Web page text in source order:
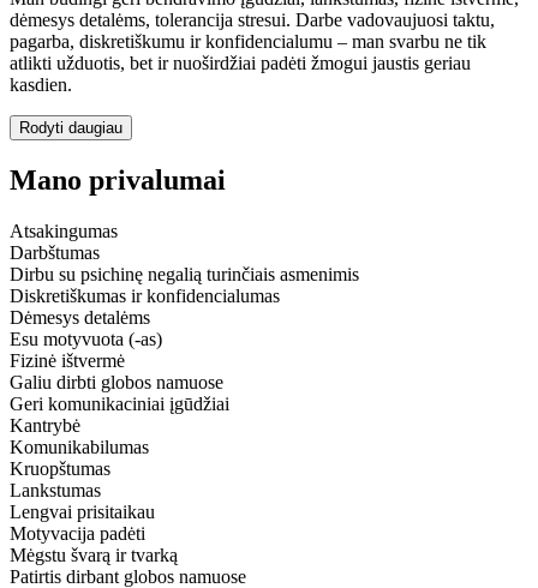
dėmesys detalėms, tolerancija stresui. Darbe vadovaujuosi taktu,
pagarba, diskretiškumu ir konfidencialumu – man svarbu ne tik
atlikti užduotis, bet ir nuoširdžiai padėti žmogui jaustis geriau
kasdien.
Rodyti daugiau
Mano privalumai
Atsakingumas
Darbštumas
Dirbu su psichinę negalią turinčiais asmenimis
Diskretiškumas ir konfidencialumas
Dėmesys detalėms
Esu motyvuota (-as)
Fizinė ištvermė
Galiu dirbti globos namuose
Geri komunikaciniai įgūdžiai
Kantrybė
Komunikabilumas
Kruopštumas
Lankstumas
Lengvai prisitaikau
Motyvacija padėti
Mėgstu švarą ir tvarką
Patirtis dirbant globos namuose